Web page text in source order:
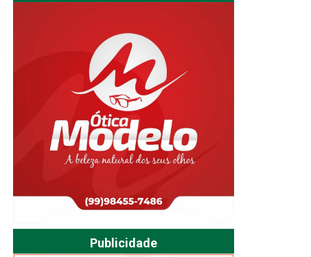
Publicidade